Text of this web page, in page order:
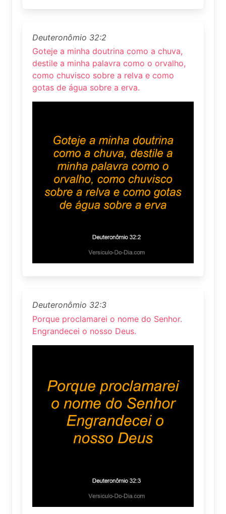
Deuteronômio 32:2
Goteje a minha doutrina como a chuva,
destile a minha palavra como o orvalho,
como chuvisco sobre a relva e como
gotas de água sobre a erva.
Deuteronômio 32:3
Porque proclamarei o nome do Senhor.
Engrandecei o nosso Deus.